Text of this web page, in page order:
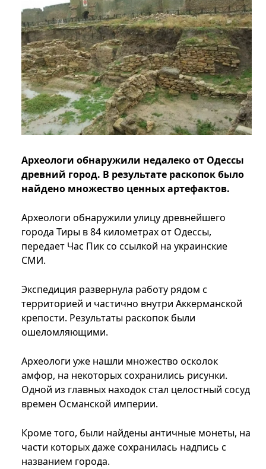
Археологи обнаружили недалеко от Одессы
древний город. В результате раскопок было
найдено множество ценных артефактов.
Археологи обнаружили улицу древнейшего
города Тиры в 84 километрах от Одессы,
передает Час Пик со ссылкой на украинские
СМИ.
Экспедиция развернула работу рядом с
территорией и частично внутри Аккерманской
крепости. Результаты раскопок были
ошеломляющими.
Археологи уже нашли множество осколок
амфор, на некоторых сохранились рисунки.
Одной из главных находок стал целостный сосуд
времен Османской империи.
Кроме того, были найдены античные монеты, на
части которых даже сохранилась надпись с
названием города.